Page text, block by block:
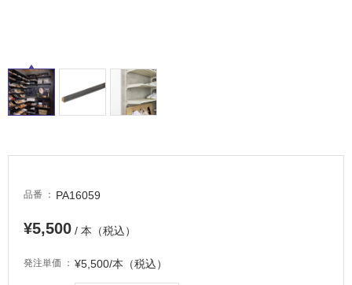
品番 PA16059
¥5,500 / 本（税込）
発注単価 ¥5,500/本（税込）
屋